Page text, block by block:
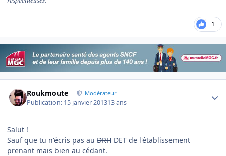
1
Roukmoute Modérateur
Publication: 15 janvier 201313 ans
Salut !
Sauf que tu n'écris pas au DRH DET de l'établissement
prenant mais bien au cédant.